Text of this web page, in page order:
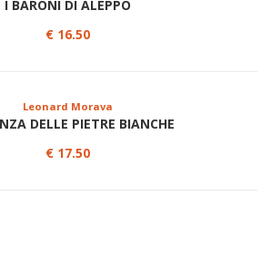
I BARONI DI ALEPPO
€ 16.50
Leonard Morava
DELLE PIETRE BIANCHE
€ 17.50